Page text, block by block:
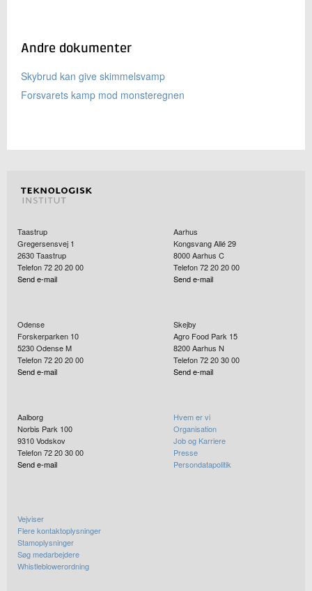
Andre dokumenter
Skybrud kan give skimmelsvamp
Forsvarets kamp mod monsteregnen
Taastrup
Gregersensvej 1
2630Taastrup
Telefon 72 20 20 00
Send e-mail
Aarhus
Kongsvang Allé 29
8000Aarhus C
Telefon 72 20 20 00
Send e-mail
Odense
Forskerparken 10
5230Odense M
Telefon 72 20 20 00
Send e-mail
Skejby
Agro Food Park 15
8200Aarhus N
Telefon 72 20 30 00
Send e-mail
Aalborg
Norbis Park 100
9310Vodskov
Telefon 72 20 30 00
Send e-mail
Hvem er vi
Organisation
Job og Karriere
Presse
Persondatapolitik
Vejviser
Flere kontaktoplysninger
Stamoplysninger
Søg medarbejdere
Whistleblowerordning